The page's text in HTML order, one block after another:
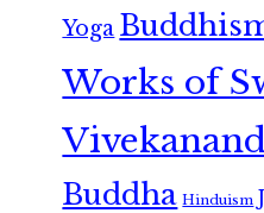
Yoga
Works of
Buddha Hinduism